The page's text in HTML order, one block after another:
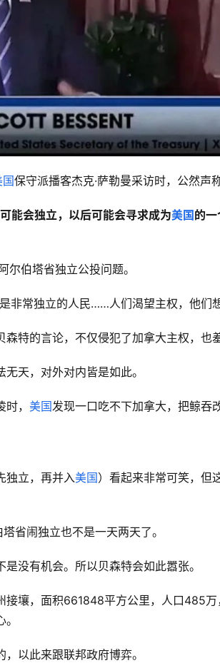
保守派播客杰克·萨勒曼采访时，公然声
可能会独立，以后可能会寻求成为美国 的
尔伯塔省独立公投问题。
非常独立的人民……人们渴望主权，他们
森特的言论，不仅侵犯了加拿大主权，也
天，对外对内皆是如此。
时， 美国发现一口吃不下加拿大，把鲸吞
独立，再并入美国）看起来非常可笑，但
省闹独立也不是一天两天了。
是没有机会。所以贝森特会如此嚣张。
接壤，面积661848平方公里，人口485
以此来跟联邦政府博弈。